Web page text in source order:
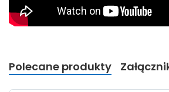
Polecane produkty